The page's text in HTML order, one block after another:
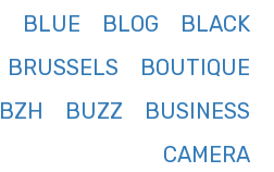
BLACK
BLOG
BLUE
BOUTIQUE
BRUSSELS
BUSINESS
BUZZ
BZH
CAMERA